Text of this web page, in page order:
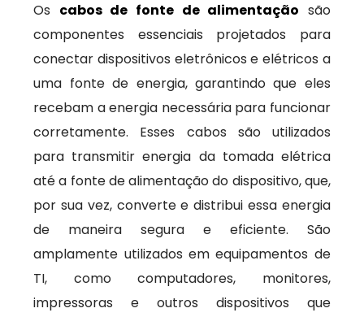
Os cabos de fonte de alimentação são
componentes essenciais projetados para
conectar dispositivos eletrônicos e elétricos a
uma fonte de energia, garantindo que eles
recebam a energia necessária para funcionar
corretamente. Esses cabos são utilizados
para transmitir energia da tomada elétrica
até a fonte de alimentação do dispositivo, que,
por sua vez, converte e distribui essa energia
de maneira segura e eficiente. São
amplamente utilizados em equipamentos de
TI, como computadores, monitores,
impressoras e outros dispositivos que